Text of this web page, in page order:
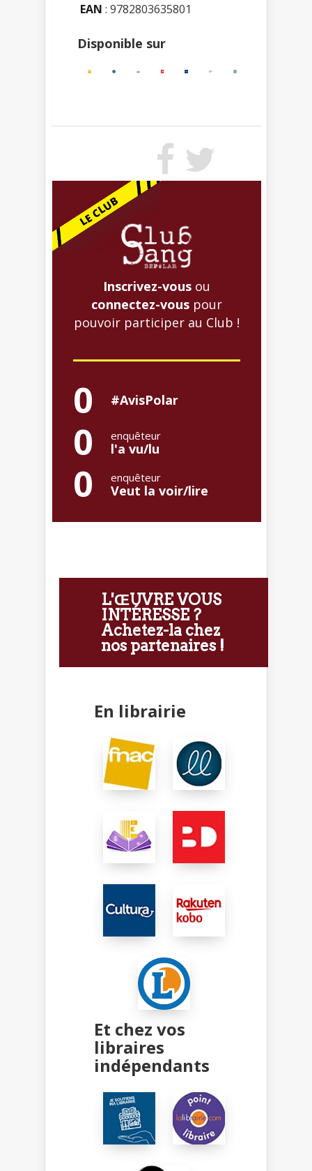
EAN : 9782803635801
Disponible sur
Inscrivez-vous ou
connectez-vous pour
pouvoir participer au Club !
0 #AvisPolar
0 enquêteur
l'a vu/lu
0 enquêteur
Veut la voir/lire
L'ŒUVRE VOUS
INTÉRESSE ?
Achetez-la chez
nos partenaires !
En librairie
Et chez vos
libraires
indépendants